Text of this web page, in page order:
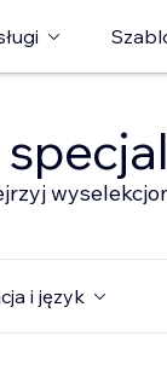
i język